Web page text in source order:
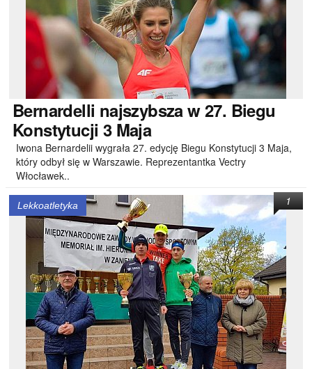
Bernardelli najszybsza w 27. Biegu
Konstytucji 3 Maja
Iwona Bernardelii wygrała 27. edycję Biegu Konstytucji 3 Maja,
który odbył się w Warszawie. Reprezentantka Vectry
Włocławek..
Lekkoatletyka 1